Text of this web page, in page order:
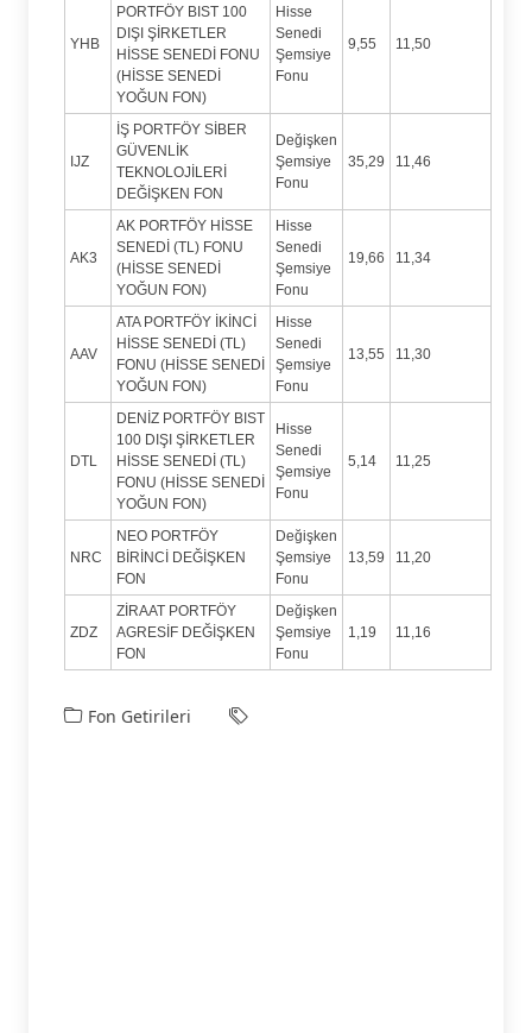
YHB
PORTFÖY BIST 100
DIŞI ŞİRKETLER
HİSSE SENEDİ FONU
(HİSSE SENEDİ
YOĞUN FON)
Hisse
Senedi
Şemsiye
Fonu
9,55 11,50
IJZ
İŞ PORTFÖY SİBER
GÜVENLİK
TEKNOLOJİLERİ
DEĞİŞKEN FON
Değişken
Şemsiye
Fonu
35,29 11,46
AK3
AK PORTFÖY HİSSE
SENEDİ (TL) FONU
(HİSSE SENEDİ
YOĞUN FON)
Hisse
Senedi
Şemsiye
Fonu
19,66 11,34
AAV
ATA PORTFÖY İKİNCİ
HİSSE SENEDİ (TL)
FONU (HİSSE SENEDİ
YOĞUN FON)
Hisse
Senedi
Şemsiye
Fonu
13,55 11,30
DTL
DENİZ PORTFÖY BIST
100 DIŞI ŞİRKETLER
HİSSE SENEDİ (TL)
FONU (HİSSE SENEDİ
YOĞUN FON)
Hisse
Senedi
Şemsiye
Fonu
5,14 11,25
NRC
NEO PORTFÖY
BİRİNCİ DEĞİŞKEN
FON
Değişken
Şemsiye
Fonu
13,59 11,20
ZDZ
ZİRAAT PORTFÖY
AGRESİF DEĞİŞKEN
FON
Değişken
Şemsiye
Fonu
1,19 11,16
Fon Getirileri